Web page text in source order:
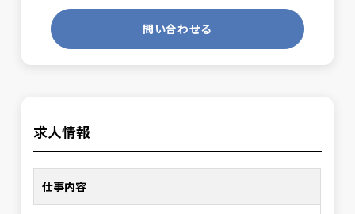
※基本的に、土日祝祭日は、休日となります。
＊受注が多く、増員募集しております。
か？
発注者側の立場で業務を行う、やりがいのあるお仕
事です。
長期的にお仕事が出来る方を募集しております。
✅ストレスのない、上下関係を気にしなくてもよい
職場環境
✅「仕事のやりがい」と「賃金」のバランスを大切
に致します。
問い合わせる
求人情報
仕事内容